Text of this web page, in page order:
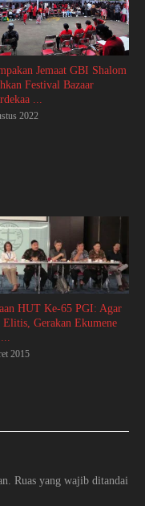
Jemaat GBI Shalom
Festival Bazaar
...
2022
HUT Ke-65 PGI: Agar
Gerakan Ekumene
2015
Ruas yang wajib ditandai